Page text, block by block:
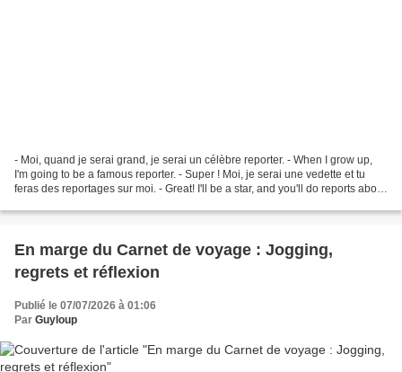
- Moi, quand je serai grand, je serai un célèbre reporter. - When I grow up,
I'm going to be a famous reporter. - Super ! Moi, je serai une vedette et tu
feras des reportages sur moi. - Great! I'll be a star, and you'll do reports about
En marge du Carnet de voyage : Jogging,
regrets et réflexion
Publié le 07/07/2026 à 01:06
Par Guyloup